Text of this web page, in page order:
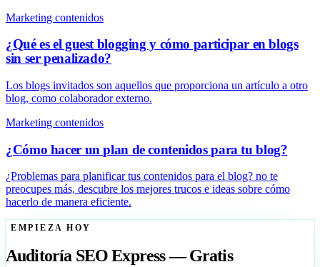
Marketing contenidos
¿Qué es el guest blogging y cómo participar en blogs
sin ser penalizado?
Los blogs invitados son aquellos que proporciona un artículo a otro
blog, como colaborador externo.
Marketing contenidos
¿Cómo hacer un plan de contenidos para tu blog?
¿Problemas para planificar tus contenidos para el blog? no te
preocupes más, descubre los mejores trucos e ideas sobre cómo
hacerlo de manera eficiente.
EMPIEZA HOY
Auditoría SEO Express — Gratis